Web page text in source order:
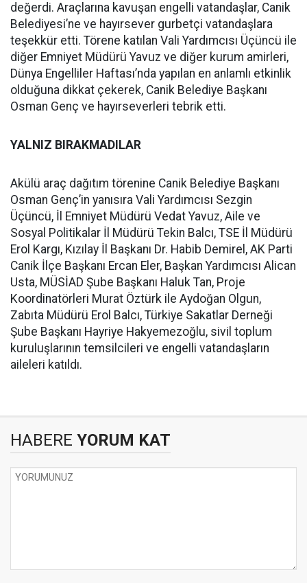
değerdi. Araçlarına kavuşan engelli vatandaşlar, Canik
Belediyesi’ne ve hayırsever gurbetçi vatandaşlara
teşekkür etti. Törene katılan Vali Yardımcısı Üçüncü ile
diğer Emniyet Müdürü Yavuz ve diğer kurum amirleri,
Dünya Engelliler Haftası’nda yapılan en anlamlı etkinlik
olduğuna dikkat çekerek, Canik Belediye Başkanı
Osman Genç ve hayırseverleri tebrik etti.
YALNIZ BIRAKMADILAR
Akülü araç dağıtım törenine Canik Belediye Başkanı
Osman Genç’in yanısıra Vali Yardımcısı Sezgin
Üçüncü, İl Emniyet Müdürü Vedat Yavuz, Aile ve
Sosyal Politikalar İl Müdürü Tekin Balcı, TSE İl Müdürü
Erol Kargı, Kızılay İl Başkanı Dr. Habib Demirel, AK Parti
Canik İlçe Başkanı Ercan Eler, Başkan Yardımcısı Alican
Usta, MÜSİAD Şube Başkanı Haluk Tan, Proje
Koordinatörleri Murat Öztürk ile Aydoğan Olgun,
Zabıta Müdürü Erol Balcı, Türkiye Sakatlar Derneği
Şube Başkanı Hayriye Hakyemezoğlu, sivil toplum
kuruluşlarının temsilcileri ve engelli vatandaşların
aileleri katıldı.
HABERE YORUM KAT